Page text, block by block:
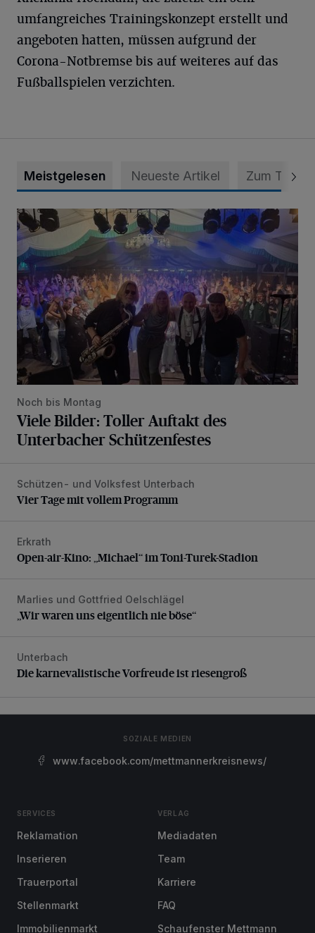
umfangreiches Trainingskonzept erstellt und
angeboten hatten, müssen aufgrund der
Corona-Notbremse bis auf weiteres auf das
Fußballspielen verzichten.
Meistgelesen Neueste Artikel Zum Thema
Viele Bilder: Toller Auftakt des Unterbacher
Noch bis Montag
Viele Bilder: Toller Auftakt des
Unterbacher Schützenfestes
Vier Tage mit vollem Programm
Schützen- und Volksfest Unterbach
Vier Tage mit vollem Programm
Open-air-Kino: „Michael“ im Toni-Turek-Stadion
Erkrath
Open-air-Kino: „Michael“ im Toni-Turek-Stadion
„Wir waren uns eigentlich nie böse“
Marlies und Gottfried Oelschlägel
„Wir waren uns eigentlich nie böse“
Die karnevalistische Vorfreude ist riesengroß
Unterbach
Die karnevalistische Vorfreude ist riesengroß
SOZIALE MEDIEN
www.facebook.com/mettmannerkreisnews/
SERVICES
Reklamation
Inserieren
Trauerportal
Stellenmarkt
Immobilienmarkt
VERLAG
Mediadaten
Team
Karriere
FAQ
Schaufenster Mettmann